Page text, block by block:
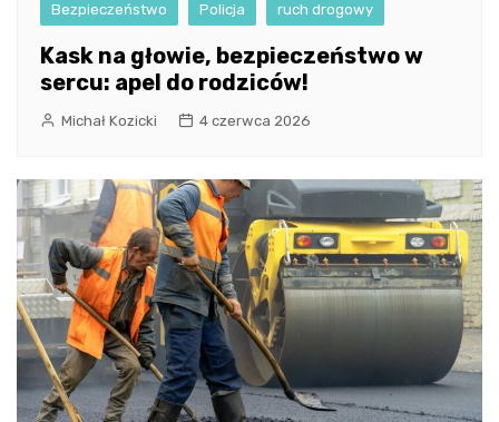
Bezpieczeństwo Policja ruch drogowy
Kask na głowie, bezpieczeństwo w
sercu: apel do rodziców!
Michał Kozicki 4 czerwca 2026